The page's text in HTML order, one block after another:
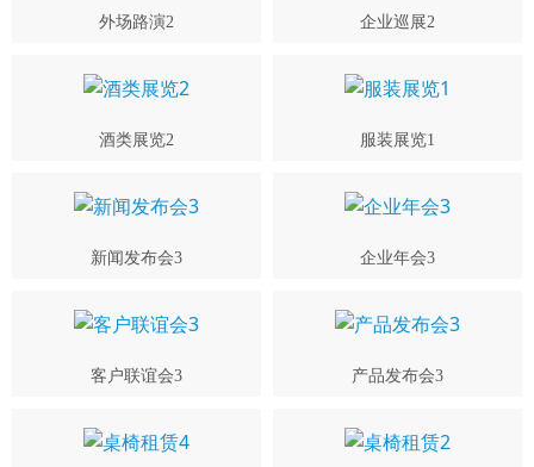
外场路演2 企业巡展2
酒类展览2 服装展览1
新闻发布会3 企业年会3
客户联谊会3 产品发布会3